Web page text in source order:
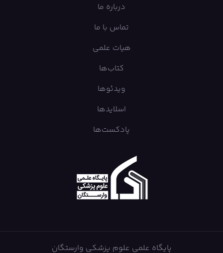
درباره ما
تماس با ما
هیات علمی
کتاب‌ها
ویدئوها
اسلایدها
پادکست‌ها
پایگاه علمی علوم پزشکی وارستگان